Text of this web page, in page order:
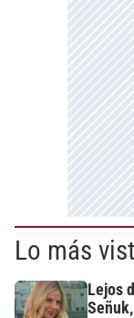
Lo más
Lejos